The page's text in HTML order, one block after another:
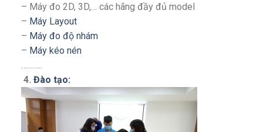
– Máy đo 2D, 3D,… các hãng đầy đủ model
– Máy Layout
– Máy đo độ nhám
– Máy kéo nén
4. Đào tạo: